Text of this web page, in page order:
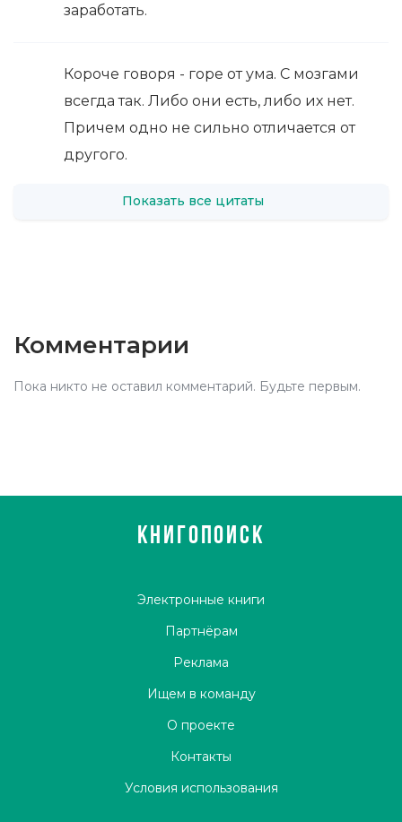
заработать.
Короче говоря - горе от ума. С мозгами
всегда так. Либо они есть, либо их нет.
Причем одно не сильно отличается от
другого.
Показать все цитаты
Комментарии
Пока никто не оставил комментарий. Будьте первым.
КНИГОПОИСК
Электронные книги
Партнёрам
Реклама
Ищем в команду
О проекте
Контакты
Условия использования